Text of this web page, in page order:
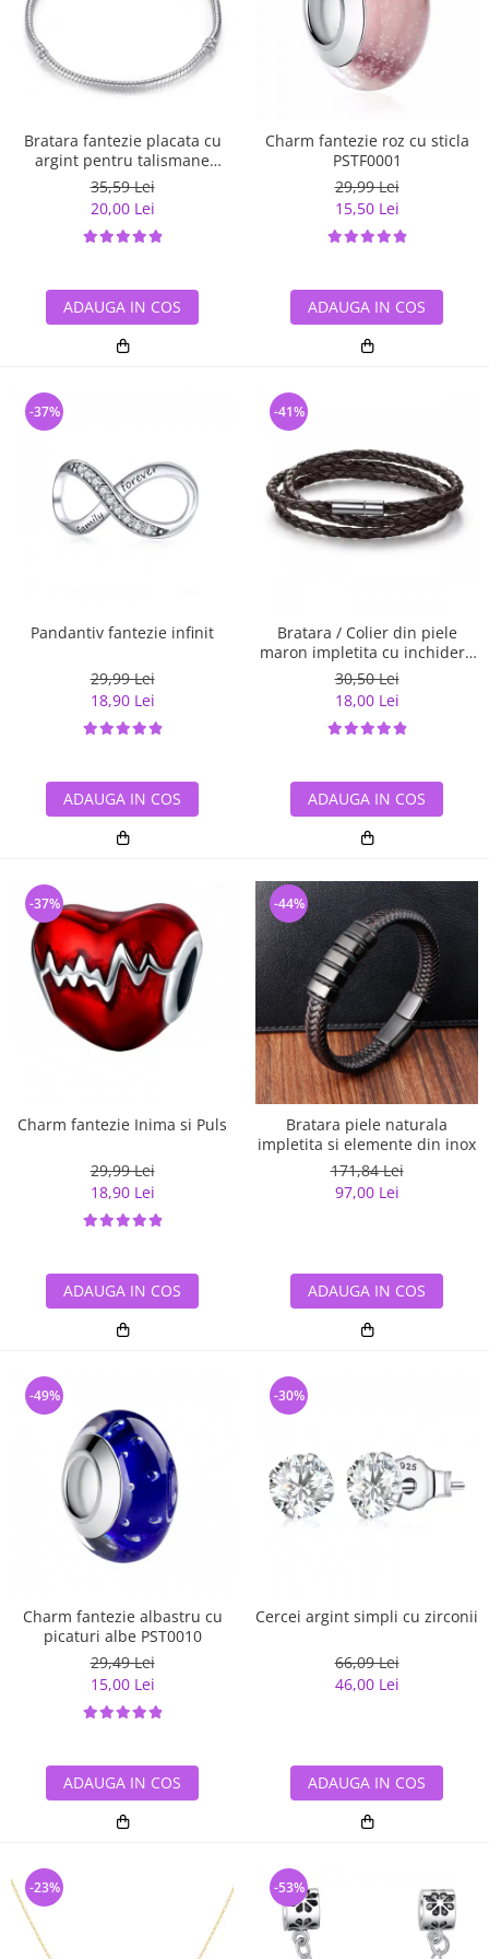
Bratara fantezie placata cu
argint pentru talismane
BST0002
35,59 Lei
20,00 Lei
ADAUGA IN COS
Charm fantezie roz cu sticla
PSTF0001
29,99 Lei
15,50 Lei
ADAUGA IN COS
Pandantiv fantezie infinit
29,99 Lei
18,90 Lei
-37%
ADAUGA IN COS
Bratara / Colier din piele
maron impletita cu inchidere
magnetica, BSTF0007
30,50 Lei
18,00 Lei
-41%
ADAUGA IN COS
Charm fantezie Inima si Puls
29,99 Lei
18,90 Lei
-37%
ADAUGA IN COS
Bratara piele naturala
impletita si elemente din inox
171,84 Lei
97,00 Lei
-44%
ADAUGA IN COS
Charm fantezie albastru cu
picaturi albe PST0010
29,49 Lei
15,00 Lei
-49%
ADAUGA IN COS
Cercei argint simpli cu zirconii
66,09 Lei
46,00 Lei
-30%
ADAUGA IN COS
-23% -53%